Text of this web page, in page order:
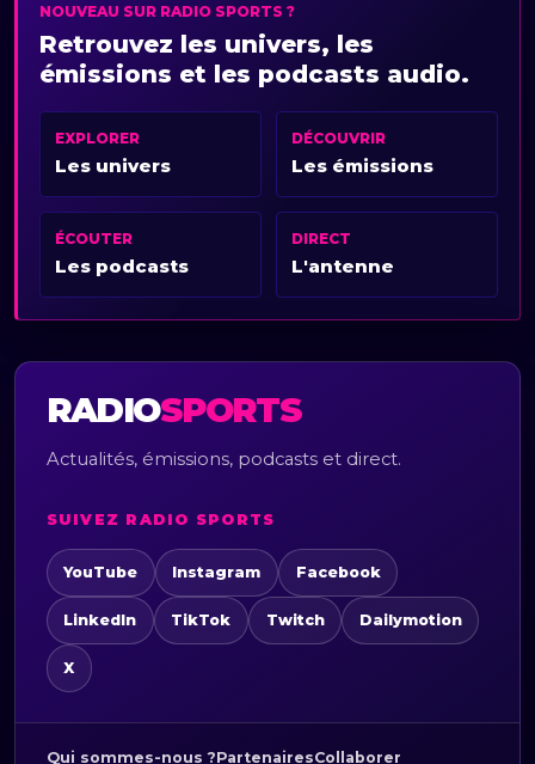
NOUVEAU SUR RADIO SPORTS ?
Retrouvez les univers, les
émissions et les podcasts audio.
EXPLORER
Les univers
DÉCOUVRIR
Les émissions
ÉCOUTER
Les podcasts
DIRECT
L'antenne
RADIOSPORTS
Actualités, émissions, podcasts et direct.
SUIVEZ RADIO SPORTS
YouTube Instagram Facebook
LinkedIn TikTok Twitch Dailymotion
X
Qui sommes-nous ?PartenairesCollaborer